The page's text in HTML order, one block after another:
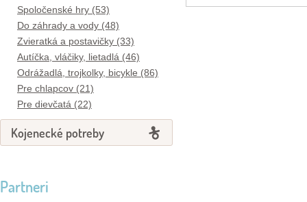
Spoločenské hry (53)
Do záhrady a vody (48)
Zvieratká a postavičky (33)
Autíčka, vláčiky, lietadlá (46)
Odrážadlá, trojkolky, bicykle (86)
Pre chlapcov (21)
Pre dievčatá (22)
Kojenecké potreby
Partneri